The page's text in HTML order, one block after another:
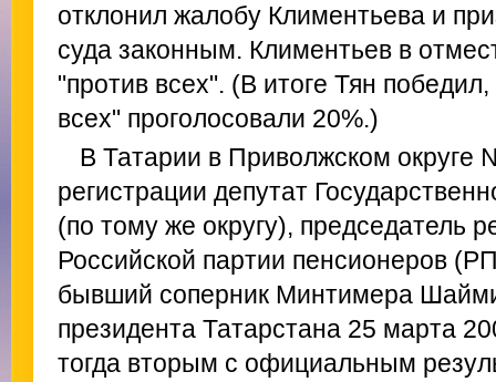
отклонил жалобу Климентьева и
суда законным. Климентьев в
"против всех". (В итоге Тян
всех" проголосовали 20%.)
В Татарии в Приволжском округе
регистрации депутат
(по тому же округу), председатель
Российской партии пенсионеров
бывший соперник Минтимера
президента Татарстана 25 марта
тогда вторым с официальным